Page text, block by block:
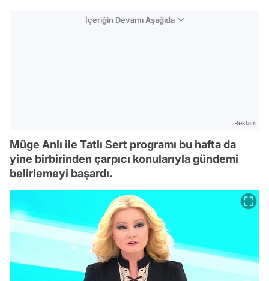
İçeriğin Devamı Aşağıda
Reklam
Müge Anlı ile Tatlı Sert programı bu hafta da
yine birbirinden çarpıcı konularıyla gündemi
belirlemeyi başardı.